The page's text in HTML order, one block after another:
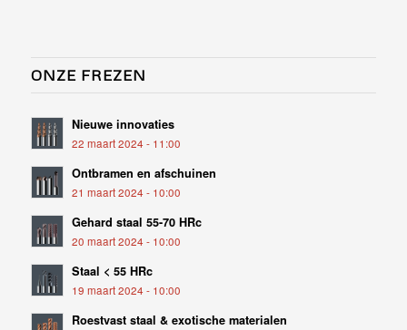
ONZE FREZEN
Nieuwe innovaties
22 maart 2024 - 11:00
Ontbramen en afschuinen
21 maart 2024 - 10:00
Gehard staal 55-70 HRc
20 maart 2024 - 10:00
Staal < 55 HRc
19 maart 2024 - 10:00
Roestvast staal & exotische materialen